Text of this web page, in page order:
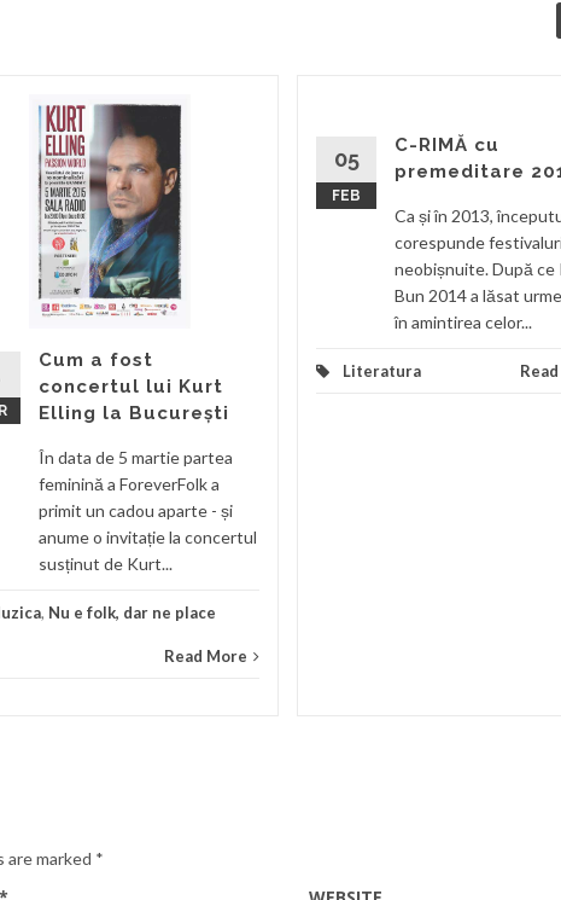
Cum a fost
concertul lui Kurt
Elling la București
În data de 5 martie partea
feminină a ForeverFolk a
primit un cadou aparte - și
anume o invitație la concertul
susținut de Kurt...
, Nu e folk, dar ne place
Read More
05
FEB
C-RIMĂ cu
premeditare
Ca și în 2013,
corespunde
neobișnuite. După ce
Bun 2014 a lăsat
în amintirea celor...
Literatura
are marked *